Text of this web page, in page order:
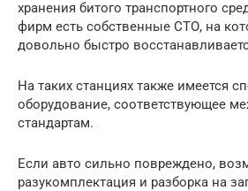
хранения битого транспортного
фирм есть собственные СТО, на
довольно быстро
На таких станциях также имеется
оборудование, соответствующее
стандартам.
Если авто сильно повреждено,
разукомплектация и разборка на